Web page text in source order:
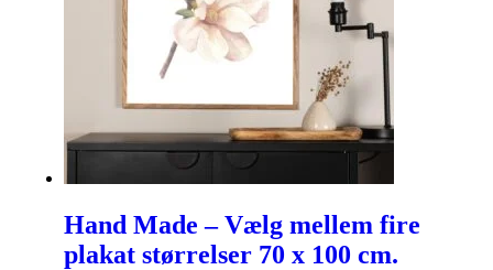
Hand Made – Vælg mellem fire
plakat størrelser 70 x 100 cm.